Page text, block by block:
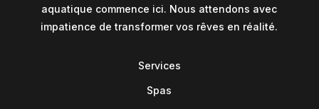
aquatique commence ici. Nous attendons avec
impatience de transformer vos rêves en réalité.
Services
Spas